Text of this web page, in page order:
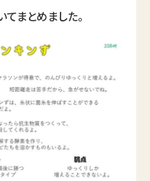
てまとめました。